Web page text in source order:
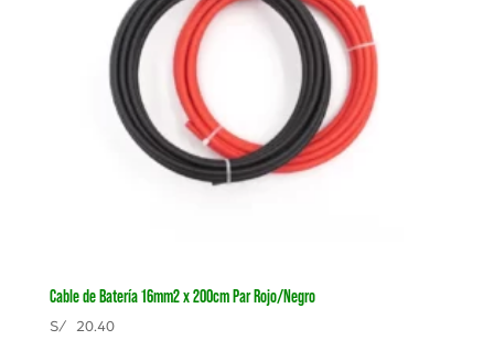
Cable de Batería 16mm2 x 200cm Par Rojo/Negro
S/20.40